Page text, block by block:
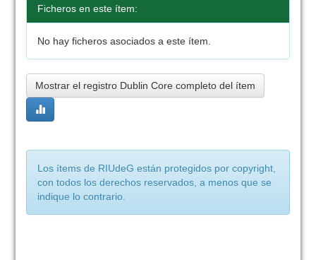
Ficheros en este ítem:
No hay ficheros asociados a este ítem.
Mostrar el registro Dublin Core completo del ítem
Los ítems de RIUdeG están protegidos por copyright,
con todos los derechos reservados, a menos que se
indique lo contrario.